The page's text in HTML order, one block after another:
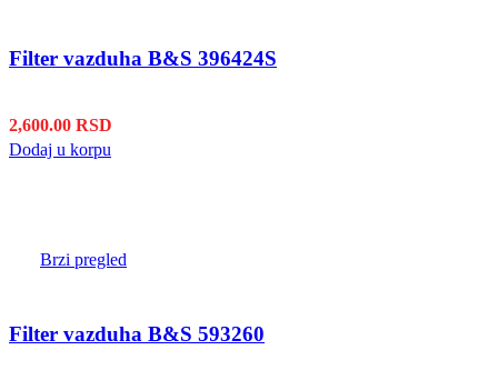
Filter vazduha B&S 396424S
2,600.00 RSD
Dodaj u korpu
Brzi pregled
Filter vazduha B&S 593260